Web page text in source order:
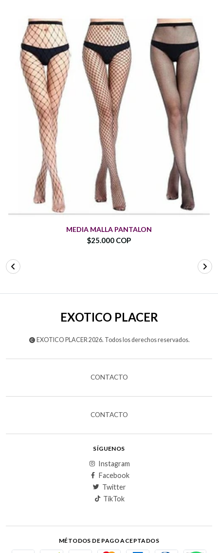
MEDIA MALLA PANTALON
$25.000 COP
EXOTICO PLACER
EXOTICO PLACER 2026. Todos los derechos reservados.
CONTACTO
CONTACTO
SÍGUENOS
Instagram
Facebook
Twitter
TikTok
MÉTODOS DE PAGO ACEPTADOS